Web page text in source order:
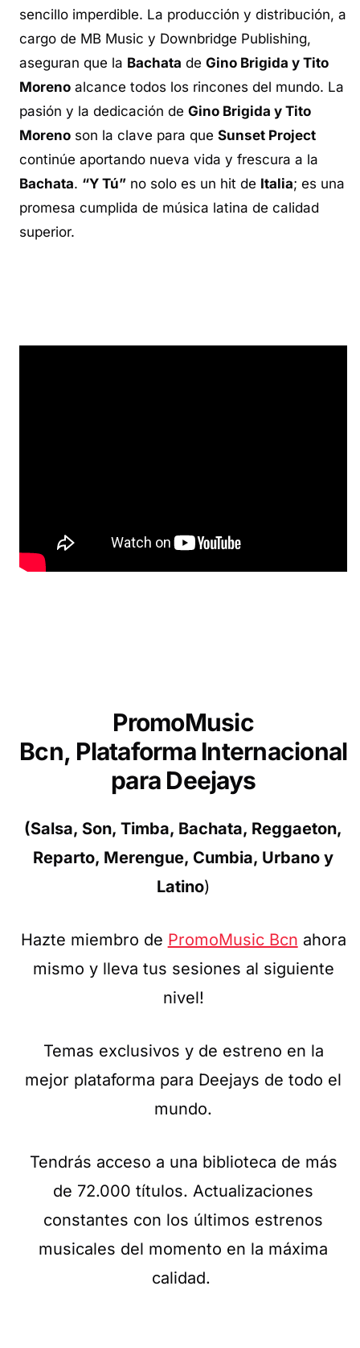
sencillo imperdible. La producción y distribución, a
cargo de MB Music y Downbridge Publishing,
aseguran que la Bachata de Gino Brigida y Tito
Moreno alcance todos los rincones del mundo. La
pasión y la dedicación de Gino Brigida y Tito
Moreno son la clave para que Sunset Project
continúe aportando nueva vida y frescura a la
Bachata. “Y Tú” no solo es un hit de Italia; es una
promesa cumplida de música latina de calidad
superior.
PromoMusic
Bcn, PlataformaInternacional
para Deejays
(Salsa, Son, Timba, Bachata, Reggaeton,
Reparto, Merengue, Cumbia, Urbano y
Latino)
Hazte miembro de PromoMusic Bcn ahora
mismo y lleva tus sesiones al siguiente
nivel!
Temas exclusivos y de estreno en la
mejor plataforma para Deejays de todo el
mundo.
Tendrás acceso a una biblioteca de más
de 72.000 títulos. Actualizaciones
constantes con los últimos estrenos
musicales del momento en la máxima
calidad.